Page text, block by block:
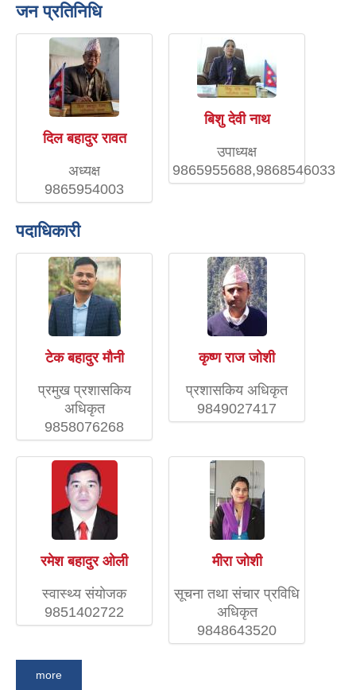
जन प्रतिनिधि
दिल बहादुर रावत
अध्यक्ष
9865954003
बिशु देवी नाथ
उपाध्यक्ष
9865955688,9868546033
पदाधिकारी
टेक बहादुर मौनी
प्रमुख प्रशासकिय
अधिकृत
9858076268
कृष्ण राज जोशी
प्रशासकिय अधिकृत
9849027417
रमेश बहादुर ओली
स्वास्थ्य संयाेजक
9851402722
मीरा जोशी
सूचना तथा संचार प्रविधि
अधिकृत
9848643520
more